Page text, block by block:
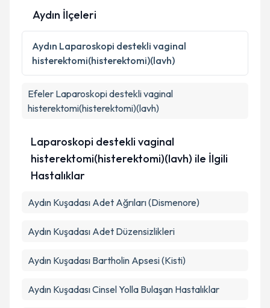
Aydın İlçeleri
Aydın Laparoskopi destekli vaginal
histerektomi(histerektomi)(lavh)
Efeler Laparoskopi destekli vaginal
histerektomi(histerektomi)(lavh)
Laparoskopi destekli vaginal
histerektomi(histerektomi)(lavh) ile İlgili
Hastalıklar
Aydın Kuşadası Adet Ağrıları (Dismenore)
Aydın Kuşadası Adet Düzensizlikleri
Aydın Kuşadası Bartholin Apsesi (Kisti)
Aydın Kuşadası Cinsel Yolla Bulaşan Hastalıklar